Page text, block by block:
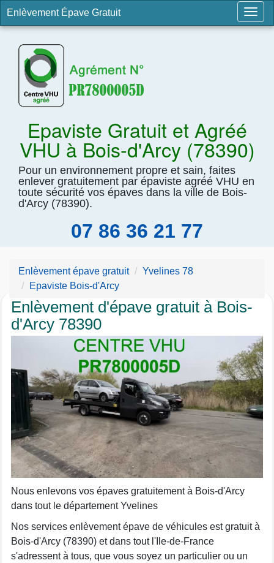
Enlèvement Épave Gratuit
Epaviste Gratuit et Agréé
VHU à Bois-d'Arcy (78390)
Pour un environnement propre et sain, faites
enlever gratuitement par épaviste agréé VHU en
toute sécurité vos épaves dans la ville de Bois-
d'Arcy (78390).
07 86 36 21 77
Enlèvement épave gratuit
Yvelines 78
Epaviste Bois-d'Arcy
Enlèvement d'épave gratuit à Bois-
d'Arcy 78390
Nous enlevons vos épaves gratuitement à Bois-d'Arcy
dans tout le département Yvelines
Nos services enlèvement épave de véhicules est gratuit à
Bois-d'Arcy (78390) et dans tout l'Ile-de-France
s'adressent à tous, que vous soyez un particulier ou un